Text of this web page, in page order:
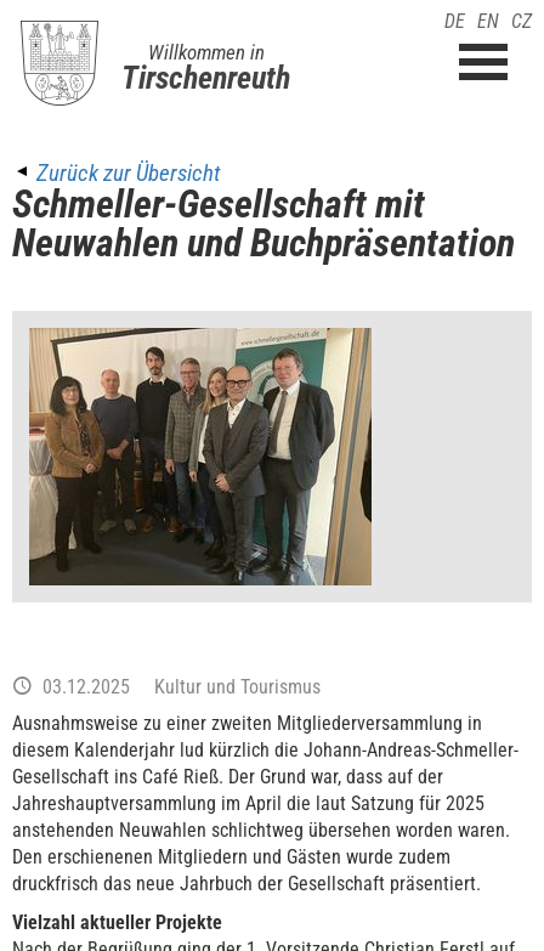
Willkommen in
Tirschenreuth
DE EN CZ
Zurück zur Übersicht
Schmeller-Gesellschaft mit
Neuwahlen und Buchpräsentation
03.12.2025
Kultur und Tourismus
Ausnahmsweise zu einer zweiten Mitgliederversammlung in
diesem Kalenderjahr lud kürzlich die Johann-Andreas-Schmeller-
Gesellschaft ins Café Rieß. Der Grund war, dass auf der
Jahreshauptversammlung im April die laut Satzung für 2025
anstehenden Neuwahlen schlichtweg übersehen worden waren.
Den erschienenen Mitgliedern und Gästen wurde zudem
druckfrisch das neue Jahrbuch der Gesellschaft präsentiert.
Vielzahl aktueller Projekte